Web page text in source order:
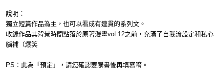
說明：
獨立短篇作品為主，也可以看成有連貫的系列文。
收錄作品其背景時間點落於原著漫畫vol.12之前，充滿了自我流設定和私心
腦補（爆笑
PS：此為「預定」，請您確認要購書後再填寫唷。